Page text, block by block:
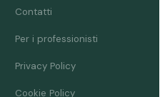
Contatti
Per i professionisti
Privacy Policy
Cookie Policy